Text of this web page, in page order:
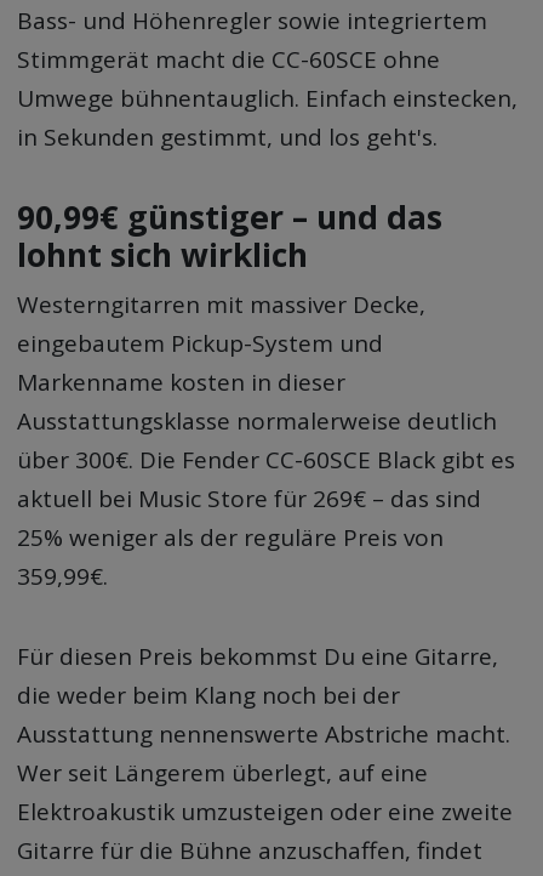
Bass- und Höhenregler sowie integriertem
Stimmgerät macht die CC-60SCE ohne
Umwege bühnentauglich. Einfach einstecken,
in Sekunden gestimmt, und los geht's.
90,99€ günstiger – und das
lohnt sich wirklich
Westerngitarren mit massiver Decke,
eingebautem Pickup-System und
Markenname kosten in dieser
Ausstattungsklasse normalerweise deutlich
über 300€. Die Fender CC-60SCE Black gibt es
aktuell bei Music Store für 269€ – das sind
25% weniger als der reguläre Preis von
359,99€.
Für diesen Preis bekommst Du eine Gitarre,
die weder beim Klang noch bei der
Ausstattung nennenswerte Abstriche macht.
Wer seit Längerem überlegt, auf eine
Elektroakustik umzusteigen oder eine zweite
Gitarre für die Bühne anzuschaffen, findet